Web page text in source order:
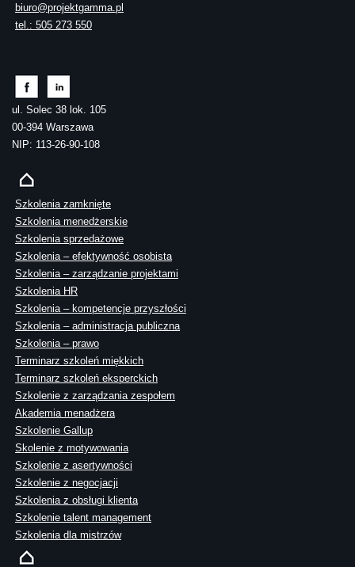
biuro@projektgamma.pl
tel.: 505 273 550
ul. Solec 38 lok. 105
00-394 Warszawa
NIP: 113-26-90-108
Szkolenia zamknięte
Szkolenia menedżerskie
Szkolenia sprzedażowe
Szkolenia – efektywność osobista
Szkolenia – zarządzanie projektami
Szkolenia HR
Szkolenia – kompetencje przyszłości
Szkolenia – administracja publiczna
Szkolenia – prawo
Terminarz szkoleń miękkich
Terminarz szkoleń eksperckich
Szkolenie z zarządzania zespołem
Akademia menadżera
Szkolenie Gallup
Skolenie z motywowania
Szkolenie z asertywności
Szkolenie z negocjacji
Szkolenia z obsługi klienta
Szkolenie talent management
Szkolenia dla mistrzów